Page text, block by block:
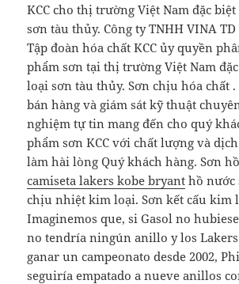
KCC cho thị trường Việt Nam đặc
sơn tàu thủy. Công ty TNHH VINA
Tập đoàn hóa chất KCC ủy quyền
phẩm sơn tại thị trường Việt Nam
loại sơn tàu thủy. Sơn chịu hóa chất
bán hàng và giám sát kỹ thuật
nghiệm tự tin mang đến cho quý
phẩm sơn KCC với chất lượng và
làm hài lòng Quý khách hàng. Sơn
camiseta lakers kobe bryant hồ nước
chịu nhiệt kim loại. Sơn kết cấu kim
Imaginemos que, si Gasol no
no tendría ningún anillo y los
ganar un campeonato desde 2002,
seguiría empatado a nueve anillos